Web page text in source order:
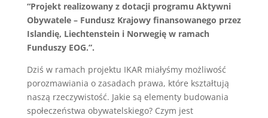
“Projekt realizowany z dotacji programu Aktywni
Obywatele – Fundusz Krajowy finansowanego przez
Islandię, Liechtenstein i Norwegię w ramach
Funduszy EOG.”.
Dziś w ramach projektu IKAR miałyśmy możliwość
porozmawiania o zasadach prawa, które kształtują
naszą rzeczywistość. Jakie są elementy budowania
społeczeństwa obywatelskiego? Czym jest